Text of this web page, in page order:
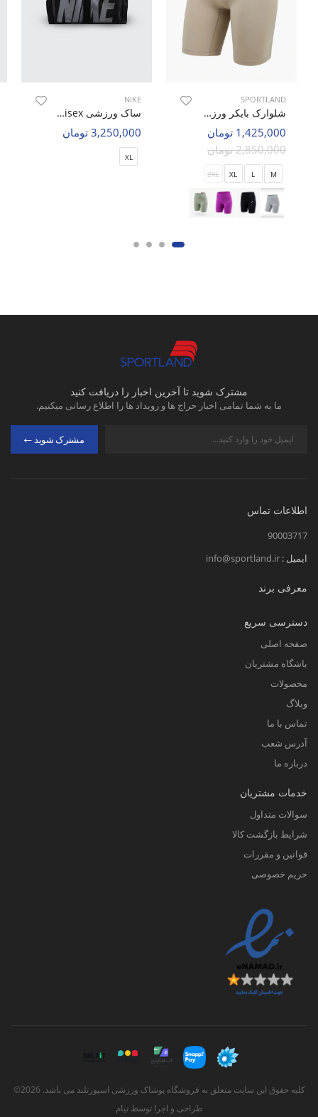
SPORTLAND
شلوارک بایکر ورزشی زنانه اسپورتلند Velaro W
1,425,000 تومان
2,850,000 تومان
M
L
XL
2XL
NIKE
ساک ورزشی Unisex نایک Nike Duo Sport U
3,250,000 تومان
XL
مشترک شوید تا آخرین اخبار را دریافت کنید
ما به شما تمامی اخبار حراج ها و رویداد ها را اطلاع رسانی میکنیم.
مشترک شوید
اطلاعات تماس
90003717
ایمیل : info@sportland.ir
معرفی برند
دسترسی سریع
صفحه اصلی
باشگاه مشتریان
محصولات
وبلاگ
تماس با ما
آدرس شعب
درباره ما
خدمات مشتریان
سوالات متداول
شرایط بازگشت کالا
قوانین و مقررات
حریم خصوصی
کلیه حقوق این سایت متعلق به فروشگاه پوشاک ورزشی اسپورتلند می باشد. 2026©
طراحی و اجرا توسطتیام